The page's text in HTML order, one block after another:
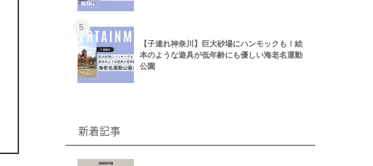
5
【子連れ神奈川】巨大砂場にハンモックも！絵
本のような遊具が低年齢にも優しい海老名運動
公園
新着記事